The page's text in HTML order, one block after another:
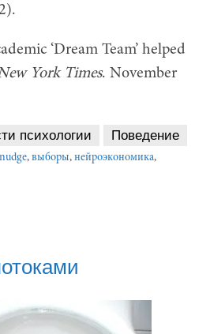
‘Dream Team’ helped
York Times. November
психологии Поведение
nudge, выборы, нейроэкономика,